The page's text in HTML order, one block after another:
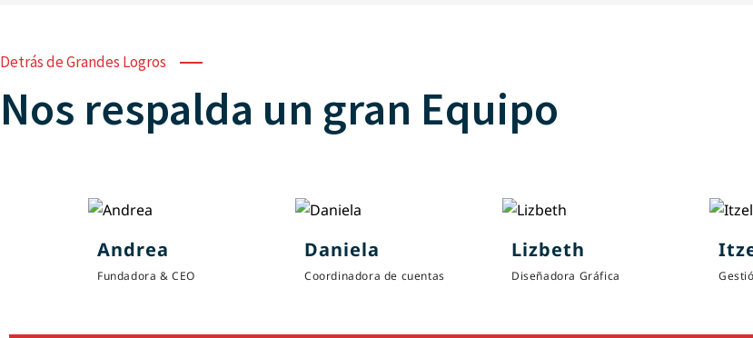
Detrás de Grandes Logros
Nos respalda un gran Equipo
Andrea
Fundadora & CEO
Daniela
Coordinadora de cuentas
Lizbeth
Diseñadora Gráfica